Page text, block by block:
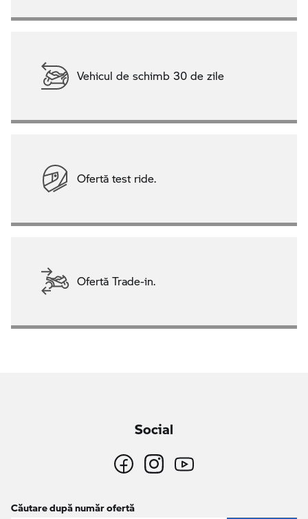
Vehicul de schimb 30 de zile
Ofertă test ride.
Ofertă Trade-in.
Social
Căutare după număr ofertă